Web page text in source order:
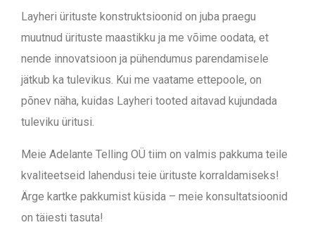
Layheri ürituste konstruktsioonid on juba praegu
muutnud ürituste maastikku ja me võime oodata, et
nende innovatsioon ja pühendumus parendamisele
jätkub ka tulevikus. Kui me vaatame ettepoole, on
põnev näha, kuidas Layheri tooted aitavad kujundada
tuleviku üritusi.
Meie Adelante Telling OÜ tiim on valmis pakkuma teile
kvaliteetseid lahendusi teie ürituste korraldamiseks!
Ärge kartke pakkumist küsida – meie konsultatsioonid
on täiesti tasuta!